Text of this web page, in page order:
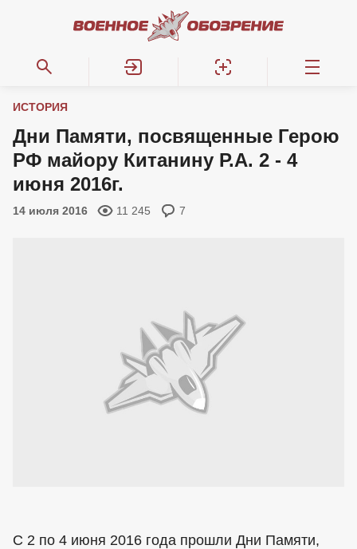
ИСТОРИЯ
Дни Памяти, посвященные Герою
РФ майору Китанину Р.А. 2 - 4
июня 2016г.
14 июля 2016 11 245 7
С 2 по 4 июня 2016 года прошли Дни Памяти,